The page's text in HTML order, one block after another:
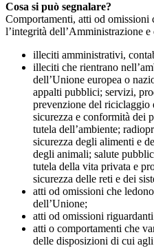
Cosa si può segnalare?
Comportamenti, atti od omissioni
l’integrità dell’Amministrazione e
illeciti amministrativi,
illeciti che rientrano
dell’Unione europea o
appalti pubblici; servizi,
prevenzione del riciclaggio
sicurezza e conformità dei
tutela dell’ambiente;
sicurezza degli alimenti e
degli animali; salute
tutela della vita privata e
sicurezza delle reti e dei
atti od omissioni che
dell’Unione;
atti od omissioni
atti o comportamenti che
delle disposizioni di cui